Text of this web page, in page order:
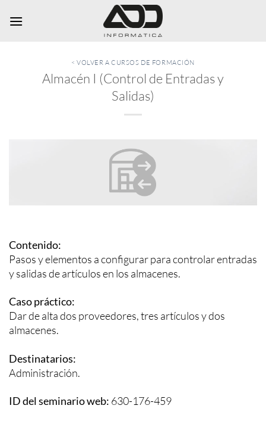
< VOLVER A CURSOS DE FORMACIÓN
Almacén I (Control de Entradas y
Salidas)
Contenido:
Pasos y elementos a configurar para controlar entradas
y salidas de artículos en los almacenes.
Caso práctico:
Dar de alta dos proveedores, tres artículos y dos
almacenes.
Destinatarios:
Administración.
ID del seminario web: 630-176-459